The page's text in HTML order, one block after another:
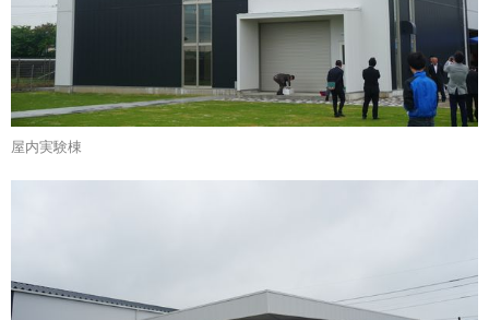
屋内実験棟